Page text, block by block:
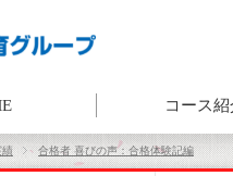
コース紹
績 合格者 喜びの声：合格体験記編